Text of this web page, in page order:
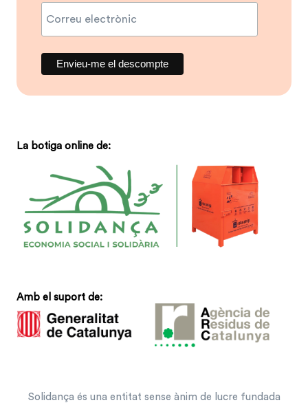
La botiga online de:
Amb el suport de:
Solidança és una entitat sense ànim de lucre fundada